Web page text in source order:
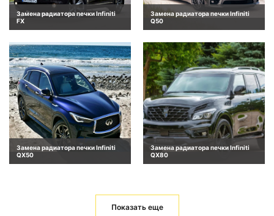
Замена радиатора печки Infiniti
FX
Замена радиатора печки Infiniti
Q50
Замена радиатора печки Infiniti
QX50
Замена радиатора печки Infiniti
QX80
Показать еще